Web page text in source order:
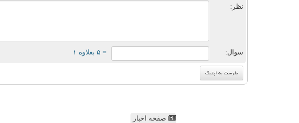
نظر:
سوال: = ۵ بعلاوه ۱
صفحه اخبار